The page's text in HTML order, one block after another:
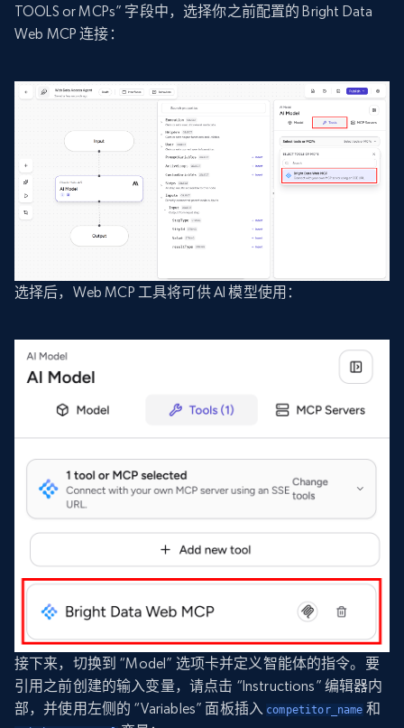
TOOLS or MCPs” 字段中，选择你之前配置的 Bright Data
Web MCP 连接：
选择后，Web MCP 工具将可供 AI 模型使用：
接下来，切换到 “Model” 选项卡并定义智能体的指令。要
引用之前创建的输入变量，请点击 “Instructions” 编辑器内
部，并使用左侧的 “Variables” 面板插入 competitor_name 和